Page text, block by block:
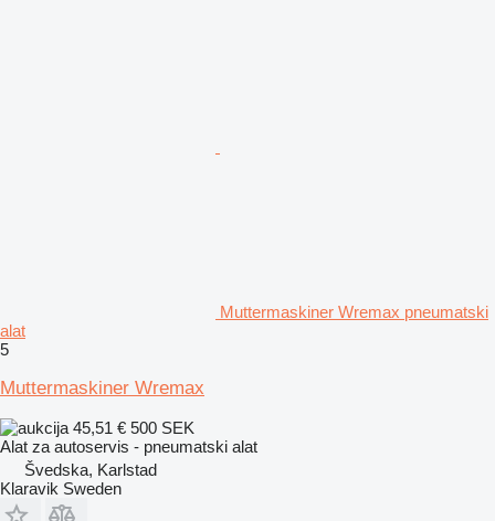
Muttermaskiner Wremax pneumatski
alat
5
Muttermaskiner Wremax
45,51 € 500 SEK
Alat za autoservis - pneumatski alat
Švedska, Karlstad
Klaravik Sweden